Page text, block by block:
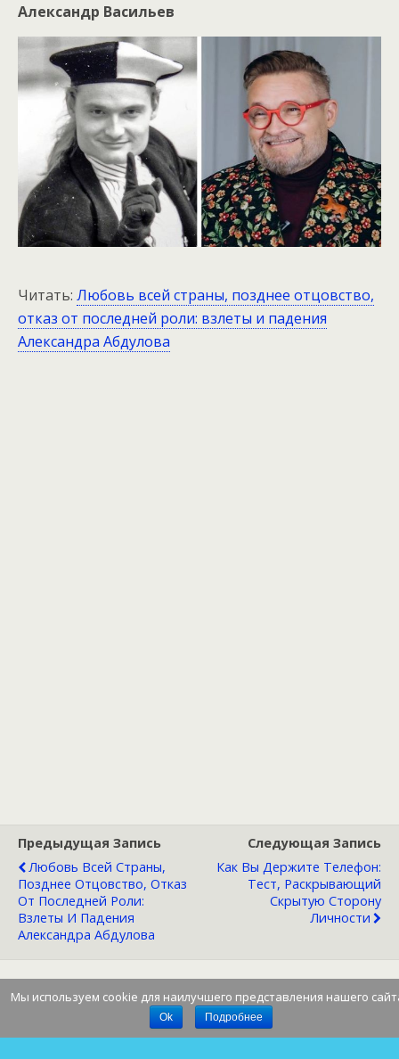
Александр Васильев
Читать: Любовь всей страны, позднее отцовство,
отказ от последней роли: взлеты и падения
Александра Абдулова
Предыдущая Запись
Любовь Всей Страны,
Позднее Отцовство, Отказ
От Последней Роли:
Взлеты И Падения
Александра Абдулова
Следующая Запись
Как Вы Держите Телефон:
Тест, Раскрывающий
Скрытую Сторону
Личности
Мы используем cookie для наилучшего представления нашего
Ok Подробнее
Наверх